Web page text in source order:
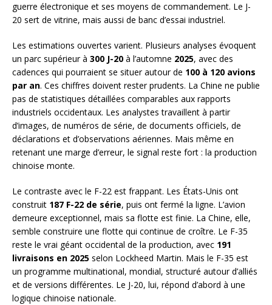
guerre électronique et ses moyens de commandement. Le J-
20 sert de vitrine, mais aussi de banc d’essai industriel.
Les estimations ouvertes varient. Plusieurs analyses évoquent
un parc supérieur à 300 J-20 à l’automne 2025, avec des
cadences qui pourraient se situer autour de 100 à 120 avions
par an. Ces chiffres doivent rester prudents. La Chine ne publie
pas de statistiques détaillées comparables aux rapports
industriels occidentaux. Les analystes travaillent à partir
d’images, de numéros de série, de documents officiels, de
déclarations et d’observations aériennes. Mais même en
retenant une marge d’erreur, le signal reste fort : la production
chinoise monte.
Le contraste avec le F-22 est frappant. Les États-Unis ont
construit 187 F-22 de série, puis ont fermé la ligne. L’avion
demeure exceptionnel, mais sa flotte est finie. La Chine, elle,
semble construire une flotte qui continue de croître. Le F-35
reste le vrai géant occidental de la production, avec 191
livraisons en 2025 selon Lockheed Martin. Mais le F-35 est
un programme multinational, mondial, structuré autour d’alliés
et de versions différentes. Le J-20, lui, répond d’abord à une
logique chinoise nationale.